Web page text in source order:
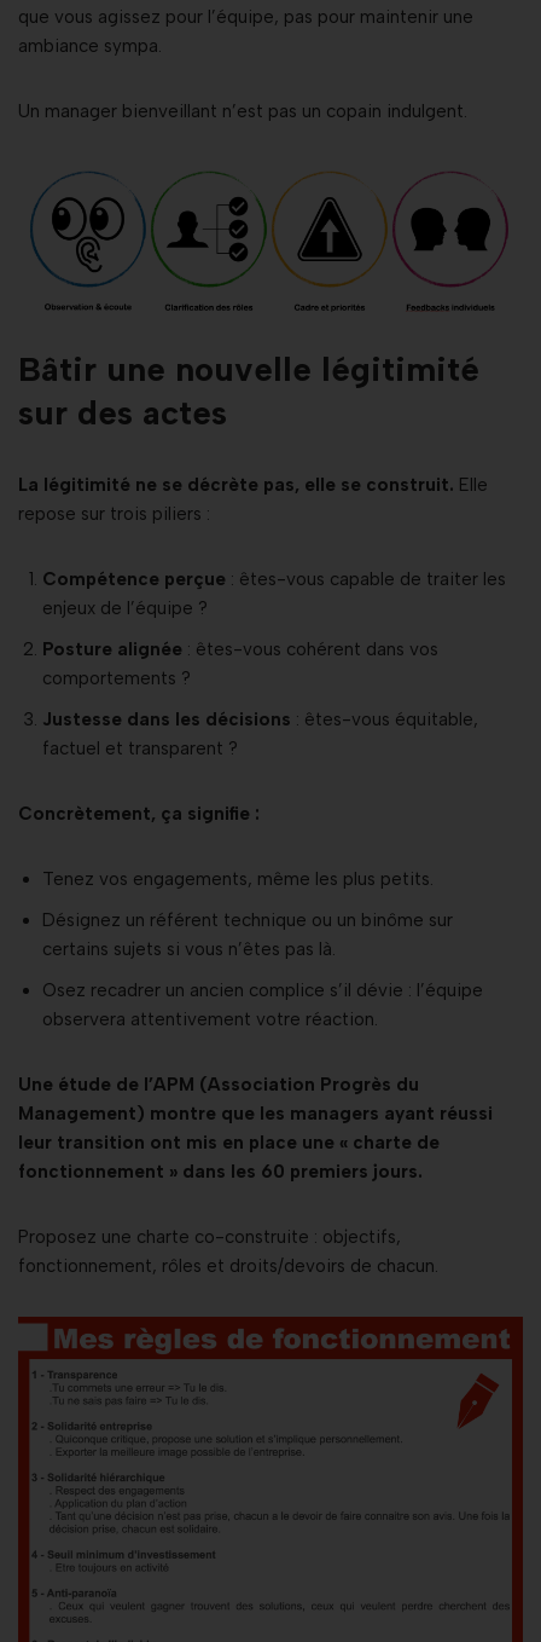
que vous agissez pour l’équipe, pas pour maintenir une
ambiance sympa.
Un manager bienveillant n’est pas un copain indulgent.
Bâtir une nouvelle légitimité
sur des actes
La légitimité ne se décrète pas, elle se construit. Elle
repose sur trois piliers :
Compétence perçue : êtes-vous capable de traiter les
enjeux de l’équipe ?
Posture alignée : êtes-vous cohérent dans vos
comportements ?
Justesse dans les décisions : êtes-vous équitable,
factuel et transparent ?
Concrètement, ça signifie :
Tenez vos engagements, même les plus petits.
Désignez un référent technique ou un binôme sur
certains sujets si vous n’êtes pas là.
Osez recadrer un ancien complice s’il dévie : l’équipe
observera attentivement votre réaction.
Une étude de l’APM (Association Progrès du
Management) montre que les managers ayant réussi
leur transition ont mis en place une « charte de
fonctionnement » dans les 60 premiers jours.
Proposez une charte co-construite : objectifs,
fonctionnement, rôles et droits/devoirs de chacun.